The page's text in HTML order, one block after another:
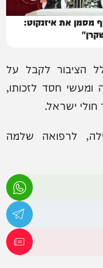
מסמן את איזנקוט:
הציבור לקבל על
חסד לזכותו,
ישראל.
לרפואה שלמה